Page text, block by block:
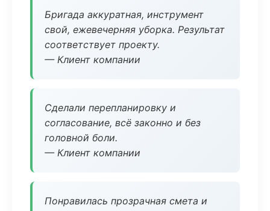
Бригада аккуратная, инструмент
свой, ежевечерняя уборка. Результат
соответствует проекту.
— Клиент компании
Сделали перепланировку и
согласование, всё законно и без
головной боли.
— Клиент компании
Понравилась прозрачная смета и